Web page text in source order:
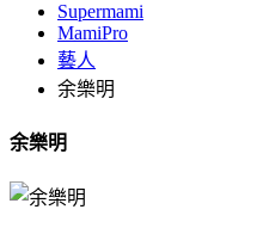
Supermami
MamiPro
藝人
余樂明
余樂明